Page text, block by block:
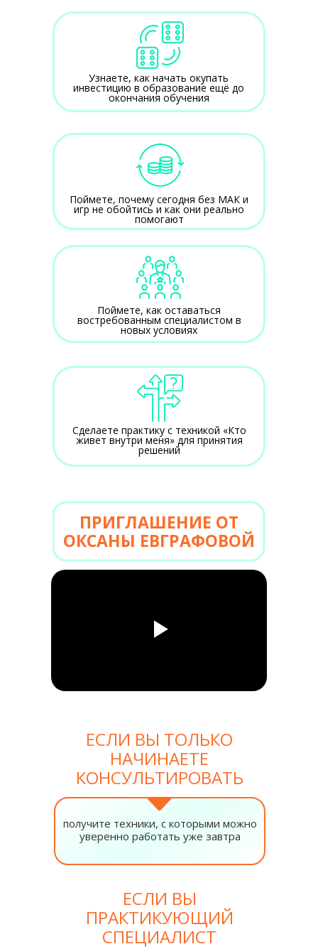
Поймете, как оставаться
востребованным специалистом в
новых условиях
Сделаете практику с техникой «Кто
живет внутри меня» для принятия
решений
Поймете, почему сегодня без МАК и
игр не обойтись и как они реально
помогают
Узнаете, как начать окупать
инвестицию в образование ещё до
окончания обучения
ПРИГЛАШЕНИЕ ОТ
ОКСАНЫ ЕВГРАФОВОЙ
получите техники, с которыми можно
уверенно работать уже завтра
ЕСЛИ ВЫ
ПРАКТИКУЮЩИЙ
СПЕЦИАЛИСТ
ЕСЛИ ВЫ ТОЛЬКО
НАЧИНАЕТЕ
КОНСУЛЬТИРОВАТЬ